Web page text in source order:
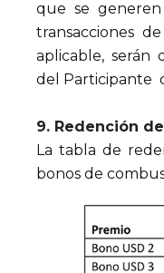
que se
transacciones
aplicable, serán
del Participante
9. Redención
La tabla de
bonos de